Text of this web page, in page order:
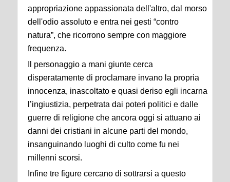
appropriazione appassionata dell'altro, dal morso
dell'odio assoluto e entra nei gesti “contro
natura”, che ricorrono sempre con maggiore
frequenza.
Il personaggio a mani giunte cerca
disperatamente di proclamare invano la propria
innocenza, inascoltato e quasi deriso egli incarna
l’ingiustizia, perpetrata dai poteri politici e dalle
guerre di religione che ancora oggi si attuano ai
danni dei cristiani in alcune parti del mondo,
insanguinando luoghi di culto come fu nei
millenni scorsi.
Infine tre figure cercano di sottrarsi a questo